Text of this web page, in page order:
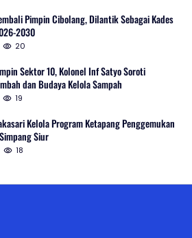
Pimpin Cibolang, Dilantik Sebagai Kades
2030
20
Sektor 10, Kolonel Inf Satyo Soroti
dan Budaya Kelola Sampah
19
Kelola Program Ketapang Penggemukan
Siur
18